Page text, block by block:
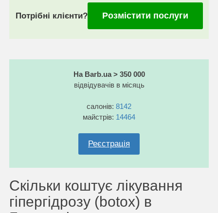
Потрібні клієнти? Розмістити послуги
На Barb.ua > 350 000
відвідувачів в місяць
салонів: 8142
майстрів: 14464
Реєстрація
Скільки коштує лікування
гіпергідрозу (botox) в